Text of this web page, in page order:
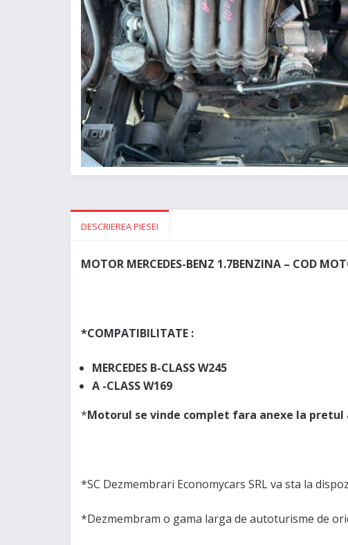
DESCRIEREA PIESEI
MOTOR MERCEDES-BENZ 1.7BENZINA – COD
*COMPATIBILITATE :
MERCEDES B-CLASS W245
A -CLASS W169
*Motorul se vinde complet fara anexe la pretul
*SC Dezmembrari Economycars SRL va sta la
*Dezmembram o gama larga de autoturisme de